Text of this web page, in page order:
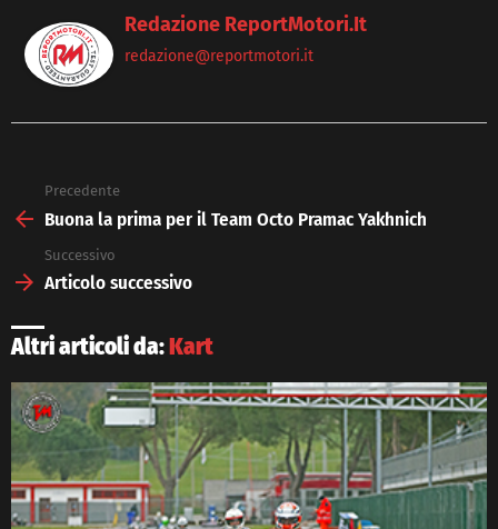
Redazione ReportMotori.it
redazione@reportmotori.it
more
Precedente
Buona la prima per il Team Octo Pramac Yakhnich
Successivo
Articolo successivo
Altri articoli da:Kart